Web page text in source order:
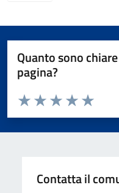
Quanto sono
pagina?
Valuta da 1 a 5 stelle la pagina
Valuta 5
Valuta 4
Valuta 3 stelle
Valuta 2 stelle su 5
Valuta 1 stelle su 5
Contatta il